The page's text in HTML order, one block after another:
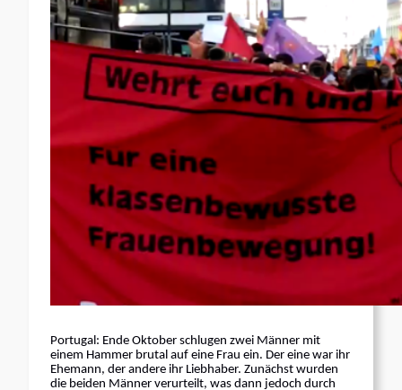
Portugal: Ende Oktober schlugen zwei Männer mit
einem Hammer brutal auf eine Frau ein. Der eine war ihr
Ehemann, der andere ihr Liebhaber. Zunächst wurden
die beiden Männer verurteilt, was dann jedoch durch